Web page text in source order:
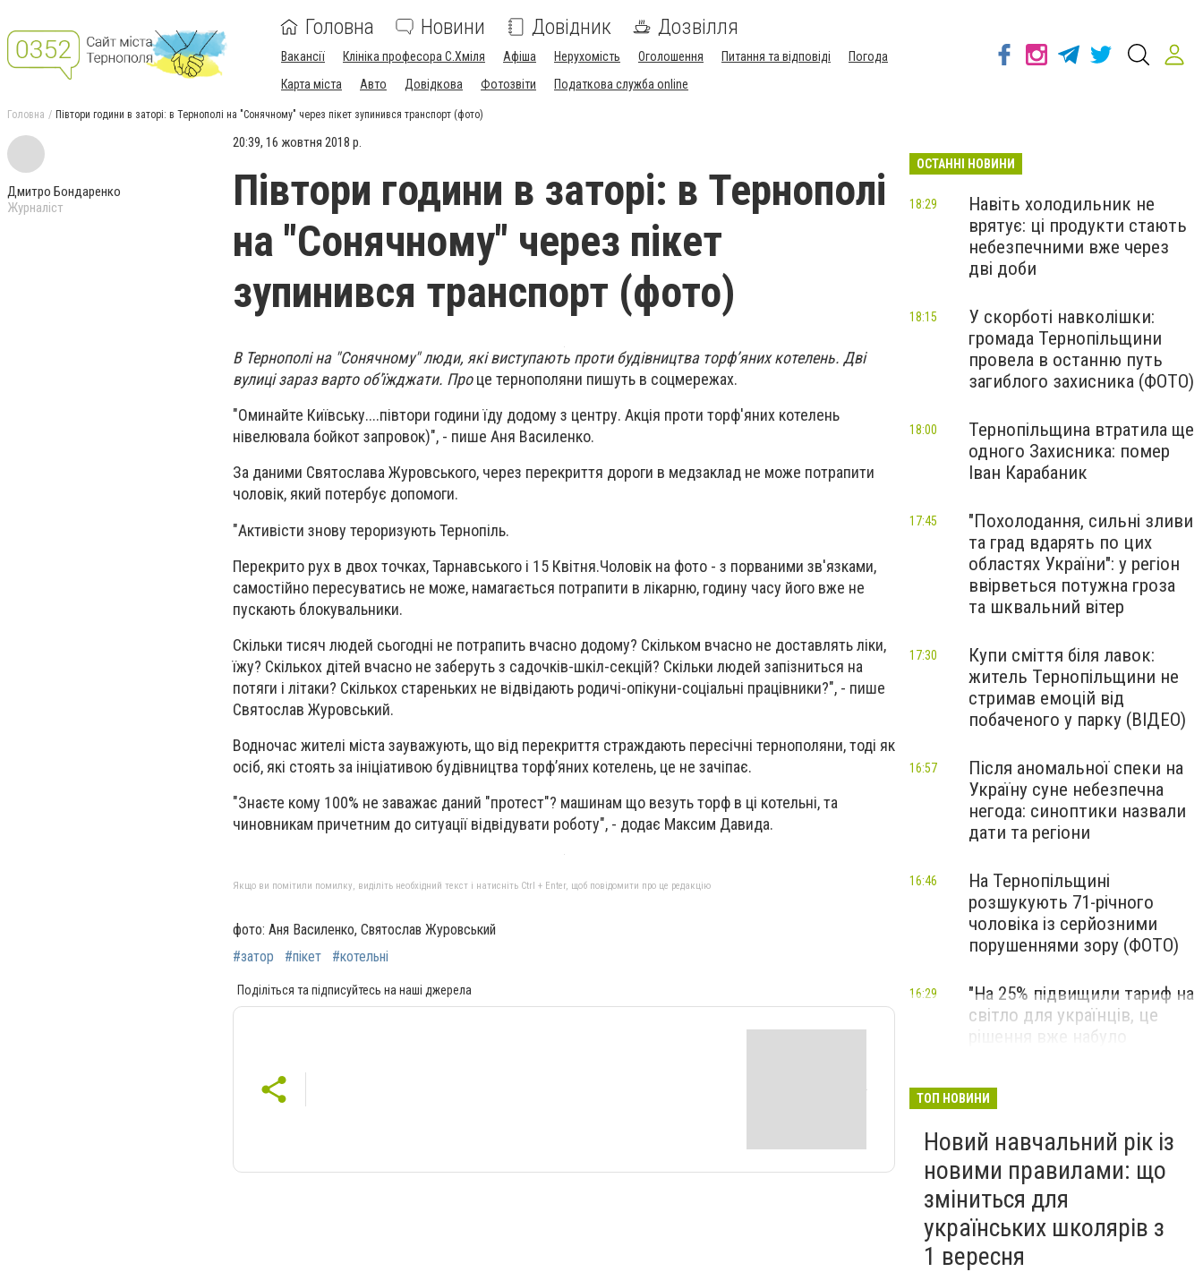
Головна Новини Довідник Дозвілля
Вакансії Клініка професора С.Хміля Афіша Нерухомість Оголошення Питання та відповіді
Погода
Карта міста
Авто Довідкова Фотозвіти Податкова служба online
Головна Півтори години в заторі: в Тернополі на "Сонячному" через пікет зупинився транспорт (фото)
Дмитро Бондаренко
Журналіст
20:39, 16 жовтня 2018 р.
Півтори години в заторі: в Тернополі
на "Сонячному" через пікет
зупинився транспорт (фото)
В Тернополі на "Сонячному" люди, які виступають проти будівництва торф’яних котелень. Дві
вулиці зараз варто об'їжджати. Проце тернополяни пишуть в соцмережах.
"Оминайте Київську....півтори години їду додому з центру. Акція проти торф'яних котелень
нівелювала бойкот запровок)", - пише Аня Василенко.
За даними Святослава Журовського, через перекриття дороги в медзаклад не може потрапити
чоловік, який потербує допомоги.
"Активісти знову тероризують Тернопіль.
Перекрито рух в двох точках, Тарнавського і 15 Квітня.Чоловік на фото - з порваними зв'язками,
самостійно пересуватись не може, намагається потрапити в лікарню, годину часу його вже не
пускають блокувальники.
Скільки тисяч людей сьогодні не потрапить вчасно додому? Скільком вчасно не доставлять ліки,
їжу? Скількох дітей вчасно не заберуть з садочків-шкіл-секцій? Скільки людей запізниться на
потяги і літаки? Скількох стареньких не відвідають родичі-опікуни-соціальні працівники?", - пише
Святослав Журовський.
Водночас жителі міста зауважують, що від перекриття страждають пересічні тернополяни, тоді як
осіб, які стоять за ініціативою будівництва торф’яних котелень, це не зачіпає.
"Знаєте кому 100% не заважає даний "протест"? машинам що везуть торф в ці котельні, та
чиновникам причетним до ситуації відвідувати роботу", - додає Максим Давида.
Якщо ви помітили помилку, виділіть необхідний текст і натисніть Ctrl + Enter, щоб повідомити про це редакцію
фото: Аня Василенко, Святослав Журовський
#затор
#пікет #котельні
Поділіться та підписуйтесь на наші джерела
ОСТАННІ НОВИНИ
Навіть холодильник не
врятує: ці продукти стають
небезпечними вже через
дві доби
18:29
У скорботі навколішки:
громада Тернопільщини
провела в останню путь
загиблого захисника (ФОТО)
18:15
Тернопільщина втратила ще
одного Захисника: помер
Іван Карабаник
18:00
"Похолодання, сильні зливи
та град вдарять по цих
областях України": у регіон
ввірветься потужна гроза
та шквальний вітер
17:45
Купи сміття біля лавок:
житель Тернопільщини не
стримав емоцій від
побаченого у парку (ВІДЕО)
17:30
Після аномальної спеки на
Україну суне небезпечна
негода: синоптики назвали
дати та регіони
16:57
На Тернопільщині
розшукують 71-річного
чоловіка із серйозними
порушеннями зору (ФОТО)
16:46
"На 25% підвищили тариф на
світло для українців, це
рішення вже набуло
16:29
ТОП НОВИНИ
Новий навчальний рік із
новими правилами: що
зміниться для
українських школярів з
1 вересня